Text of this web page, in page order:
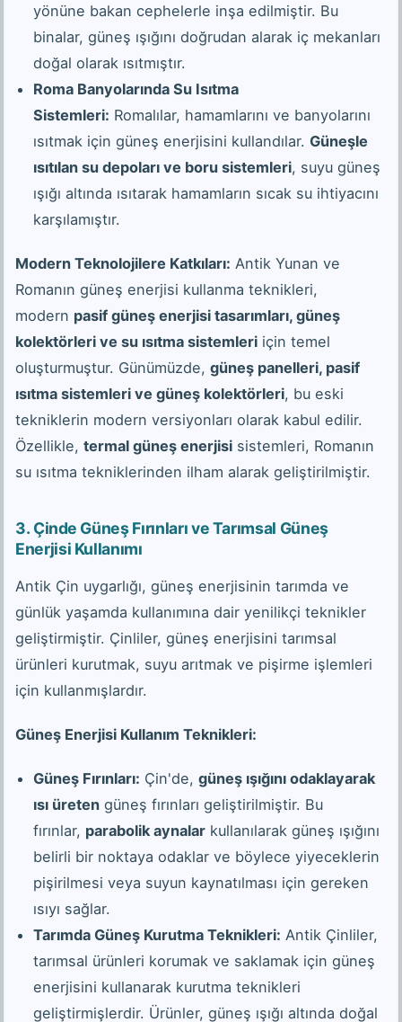
yönüne bakan cephelerle inşa edilmiştir. Bu
binalar, güneş ışığını doğrudan alarak iç mekanları
doğal olarak ısıtmıştır.
Roma Banyolarında Su Isıtma
Sistemleri: Romalılar, hamamlarını ve banyolarını
ısıtmak için güneş enerjisini kullandılar. Güneşle
ısıtılan su depoları ve boru sistemleri, suyu güneş
ışığı altında ısıtarak hamamların sıcak su ihtiyacını
karşılamıştır.
Modern Teknolojilere Katkıları: Antik Yunan ve
Romanın güneş enerjisi kullanma teknikleri,
modern pasif güneş enerjisi tasarımları, güneş
kolektörleri ve su ısıtma sistemleri için temel
oluşturmuştur. Günümüzde, güneş panelleri, pasif
ısıtma sistemleri ve güneş kolektörleri, bu eski
tekniklerin modern versiyonları olarak kabul edilir.
Özellikle, termal güneş enerjisi sistemleri, Romanın
su ısıtma tekniklerinden ilham alarak geliştirilmiştir.
3. Çinde Güneş Fırınları ve Tarımsal Güneş
Enerjisi Kullanımı
Antik Çin uygarlığı, güneş enerjisinin tarımda ve
günlük yaşamda kullanımına dair yenilikçi teknikler
geliştirmiştir. Çinliler, güneş enerjisini tarımsal
ürünleri kurutmak, suyu arıtmak ve pişirme işlemleri
için kullanmışlardır.
Güneş Enerjisi Kullanım Teknikleri:
Güneş Fırınları: Çin'de, güneş ışığını odaklayarak
ısı üreten güneş fırınları geliştirilmiştir. Bu
fırınlar, parabolik aynalar kullanılarak güneş ışığını
belirli bir noktaya odaklar ve böylece yiyeceklerin
pişirilmesi veya suyun kaynatılması için gereken
ısıyı sağlar.
Tarımda Güneş Kurutma Teknikleri: Antik Çinliler,
tarımsal ürünleri korumak ve saklamak için güneş
enerjisini kullanarak kurutma teknikleri
geliştirmişlerdir. Ürünler, güneş ışığı altında doğal